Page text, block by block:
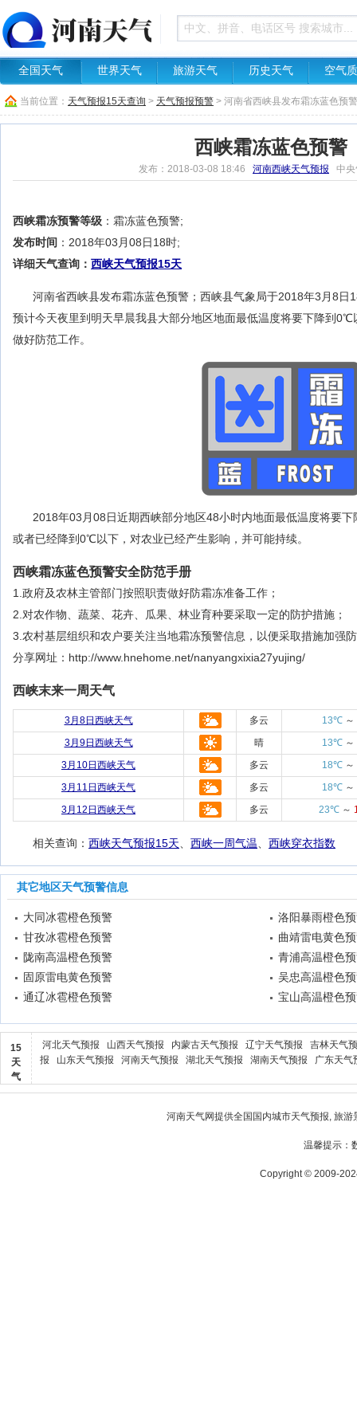
全国天气 世界天气 旅游天气 历史天气 空气
当前位置： 天气预报15天查询 > 天气预报预警 > 河南省西峡县发布霜冻蓝色预警
西峡霜冻蓝色预警
发布：2018-03-08 18:46 河南西峡天气预报 中央
西峡霜冻预警等级 ：霜冻蓝色预警;
发布时间 ：2018年03月08日18时;
详细天气查询： 西峡天气预报15天
河南省西峡县发布霜冻蓝色预警；西峡县气象局于2018年3月8日
预计今天夜里到明天早晨我县大部分地区地面最低温度将要下降到
做好防范工作。
2018年03月08日近期西峡部分地区48小时内地面最低温度将要
或者已经降到0℃以下，对农业已经产生影响，并可能持续。
西峡霜冻蓝色预警安全防范手册
1.政府及农林主管部门按照职责做好防霜冻准备工作；
2.对农作物、蔬菜、花卉、瓜果、林业育种要采取一定的防护措施；
3.农村基层组织和农户要关注当地霜冻预警信息，以便采取措施加强
分享网址：http://www.hnehome.net/nanyangxixia27yujing/
西峡末来一周天气
3月8日西峡天气 多云 13℃～
3月9日西峡天气
晴 13℃～
3月10日西峡天气
多云 18℃～
3月11日西峡天气
多云 18℃～
3月12日西峡天气
多云 23℃ ～
相关查询： 西峡天气预报15天 西峡一周气温 西峡穿衣指数
其它地区天气预警信息
大同冰雹橙色预警
洛阳暴雨橙色
甘孜冰雹橙色预警
曲靖雷电黄色
陇南高温橙色预警
青浦高温橙色
固原雷电黄色预警
吴忠高温橙色
通辽冰雹橙色预警
宝山高温橙色
15
天
气
河北天气预报 山西天气预报 内蒙古天气预报 辽宁天气预报
吉林天气
报
山东天气预报 河南天气预报 湖北天气预报 湖南天气预报 广东天气
河南天气网提供全国国内城市天气预报, 旅游
温馨提示：
Copyright © 2009-